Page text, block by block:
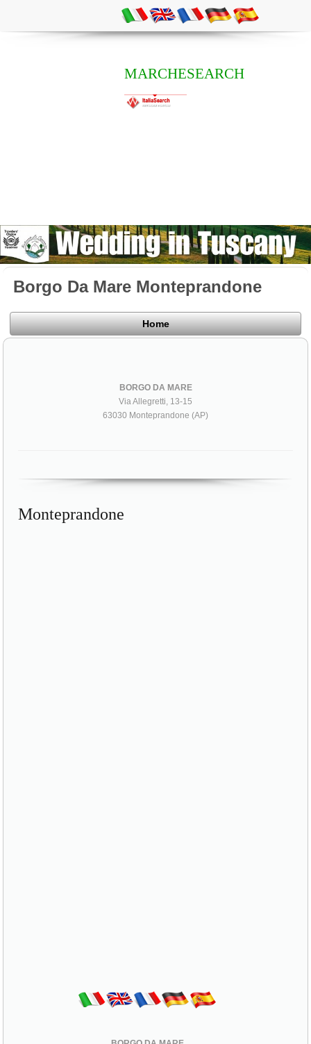
MARCHESEARCH
Borgo Da Mare Monteprandone
Home
BORGO DA MARE
Via Allegretti, 13-15
63030 Monteprandone (AP)
Monteprandone